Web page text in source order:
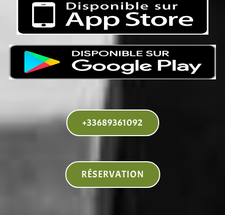
+33689361092
RÉSERVATION